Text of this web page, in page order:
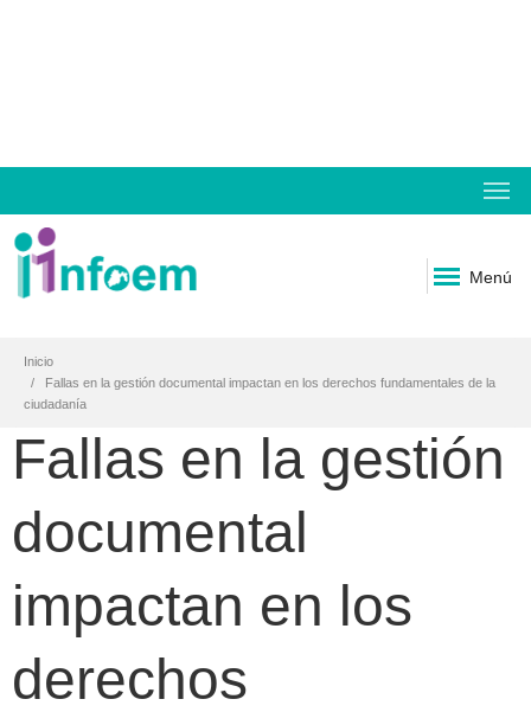
Menú
Inicio
Fallas en la gestión documental impactan en los derechos fundamentales de la
ciudadanía
Fallas en la gestión
documental
impactan en los
derechos